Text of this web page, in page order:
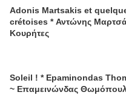
Adonis Martsakis et
crétoises * Αντώνης
Κουρήτες
Soleil ! * Epaminondas
~ Επαμεινώνδας